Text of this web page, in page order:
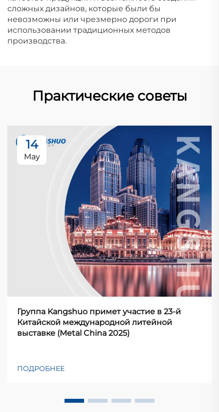
сложных дизайнов, которые были бы
невозможны или чрезмерно дороги при
использовании традиционных методов
производства.
Практические советы
14
May
Группа Kangshuo примет участие в 23-й
Китайской международной литейной
выставке (Metal China 2025)
ПОДРОБНЕЕ